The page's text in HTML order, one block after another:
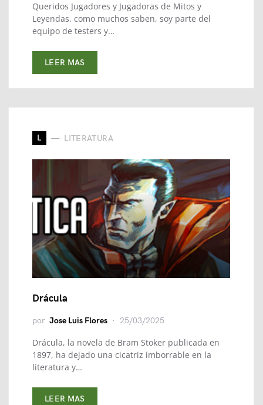
Queridos Jugadores y Jugadoras de Mitos y
Leyendas, como muchos saben, soy parte del
equipo de testers y…
LEER MAS
L LITERATURA
Drácula
por Jose Luis Flores 25/03/2025
Drácula, la novela de Bram Stoker publicada en
1897, ha dejado una cicatriz imborrable en la
literatura y…
LEER MAS